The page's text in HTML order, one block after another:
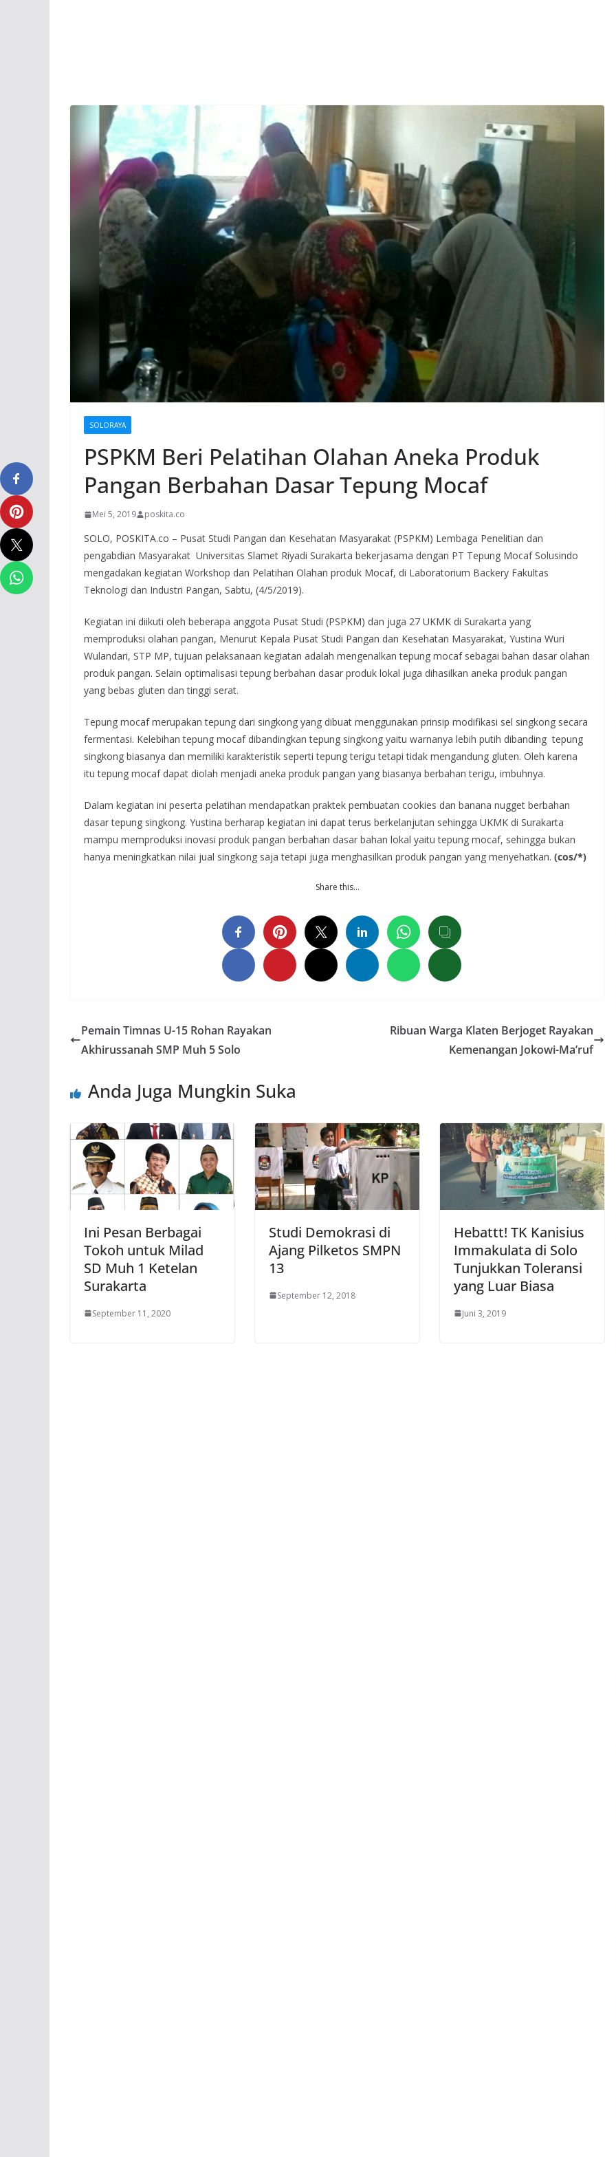
SOLORAYA
PSPKM Beri Pelatihan Olahan Aneka Produk
Pangan Berbahan Dasar Tepung Mocaf
Mei 5, 2019 poskita.co
SOLO, POSKITA.co – Pusat Studi Pangan dan Kesehatan Masyarakat (PSPKM) Lembaga Penelitian dan
pengabdian Masyarakat Universitas Slamet Riyadi Surakarta bekerjasama dengan PT Tepung Mocaf Solusindo
mengadakan kegiatan Workshop dan Pelatihan Olahan produk Mocaf, di Laboratorium Backery Fakultas
Teknologi dan Industri Pangan, Sabtu, (4/5/2019).
Kegiatan ini diikuti oleh beberapa anggota Pusat Studi (PSPKM) dan juga 27 UKMK di Surakarta yang
memproduksi olahan pangan, Menurut Kepala Pusat Studi Pangan dan Kesehatan Masyarakat, Yustina Wuri
Wulandari, STP MP, tujuan pelaksanaan kegiatan adalah mengenalkan tepung mocaf sebagai bahan dasar olahan
produk pangan. Selain optimalisasi tepung berbahan dasar produk lokal juga dihasilkan aneka produk pangan
yang bebas gluten dan tinggi serat.
Tepung mocaf merupakan tepung dari singkong yang dibuat menggunakan prinsip modifikasi sel singkong secara
fermentasi. Kelebihan tepung mocaf dibandingkan tepung singkong yaitu warnanya lebih putih dibanding tepung
singkong biasanya dan memiliki karakteristik seperti tepung terigu tetapi tidak mengandung gluten. Oleh karena
itu tepung mocaf dapat diolah menjadi aneka produk pangan yang biasanya berbahan terigu, imbuhnya.
Dalam kegiatan ini peserta pelatihan mendapatkan praktek pembuatan cookies dan banana nugget berbahan
dasar tepung singkong. Yustina berharap kegiatan ini dapat terus berkelanjutan sehingga UKMK di Surakarta
mampu memproduksi inovasi produk pangan berbahan dasar bahan lokal yaitu tepung mocaf, sehingga bukan
hanya meningkatkan nilai jual singkong saja tetapi juga menghasilkan produk pangan yang menyehatkan. (cos/*)
Share this…
Pemain Timnas U-15 Rohan Rayakan
Akhirussanah SMP Muh 5 Solo
Ribuan Warga Klaten Berjoget Rayakan
Kemenangan Jokowi-Ma’ruf
Anda Juga Mungkin Suka
Ini Pesan Berbagai
Tokoh untuk Milad
SD Muh 1 Ketelan
Surakarta
September 11, 2020
Studi Demokrasi di
Ajang Pilketos SMPN
13
September 12, 2018
Hebattt! TK Kanisius
Immakulata di Solo
Tunjukkan Toleransi
yang Luar Biasa
Juni 3, 2019